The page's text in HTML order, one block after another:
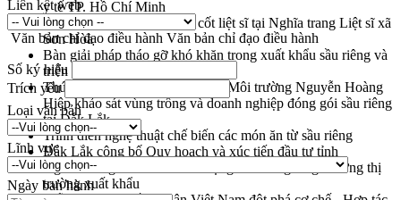
y tế TP. Hồ Chí Minh
Lễ truy điệu và an táng hài cốt liệt sĩ tại Nghĩa trang Liệt sĩ xã
Sơn Hòa
Bàn giải pháp tháo gỡ khó khăn trong xuất khẩu sầu riêng và
triển khai quy định EUDR
Thứ trưởng Bộ Nông nghiệp và Môi trường Nguyễn Hoàng
Hiệp khảo sát vùng trồng và doanh nghiệp đóng gói sầu riêng
tại Đắk Lắk
Trình diễn nghệ thuật chế biến các món ăn từ sầu riêng
Đắk Lắk công bố Quy hoạch và xúc tiến đầu tư tỉnh
Ngành cá ngừ Đắk Lắk chủ động thích ứng để giữ vững thị
trường xuất khẩu
Liên kết web
Văn bản chỉ đạo điều hành Văn bản chỉ đạo điều hành
Số ký hiệu
Trích yếu
Loại văn bản
Lĩnh vực
Ngày ban hành